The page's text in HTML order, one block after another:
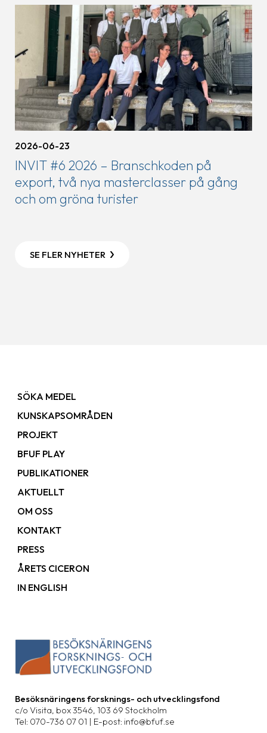
INVIT #6 2026 – Branschkoden på
export, två nya masterclasser på gång
och om gröna turister
2026-06-23
SE FLER NYHETER
Besöksnäringens forsknings- och utvecklingsfond
c/o Visita, box 3546, 103 69 Stockholm
Tel: 070-736 07 01 | E-post: info@bfuf.se
SÖKA MEDEL
KUNSKAPSOMRÅDEN
PROJEKT
BFUF PLAY
PUBLIKATIONER
AKTUELLT
OM OSS
KONTAKT
PRESS
ÅRETS CICERON
IN ENGLISH